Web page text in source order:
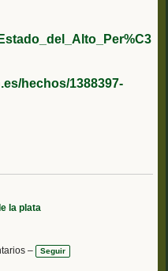
hechos/1388397-
la plata
– Seguir